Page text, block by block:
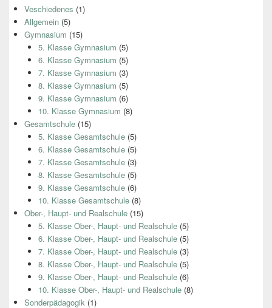
Veschiedenes (1)
Allgemein (5)
Gymnasium (15)
5. Klasse Gymnasium (5)
6. Klasse Gymnasium (5)
7. Klasse Gymnasium (3)
8. Klasse Gymnasium (5)
9. Klasse Gymnasium (6)
10. Klasse Gymnasium (8)
Gesamtschule (15)
5. Klasse Gesamtschule(5)
6. Klasse Gesamtschule(5)
7. Klasse Gesamtschule(3)
8. Klasse Gesamtschule(5)
9. Klasse Gesamtschule(6)
10. Klasse Gesamtschule(8)
Ober-, Haupt- und Realschule (15)
5. Klasse Ober-, Haupt- und Realschule(5)
6. Klasse Ober-, Haupt- und Realschule(5)
7. Klasse Ober-, Haupt- und Realschule(3)
8. Klasse Ober-, Haupt- und Realschule(5)
9. Klasse Ober-, Haupt- und Realschule(6)
10. Klasse Ober-, Haupt- und Realschule(8)
Sonderpädagogik (1)